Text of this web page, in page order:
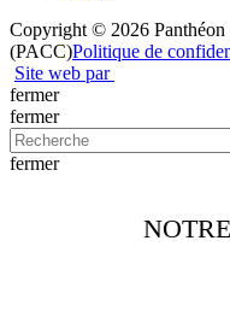
Copyright © 2026 Panthéon
(PACC)Politique de
Site web par
fermer
fermer
fermer